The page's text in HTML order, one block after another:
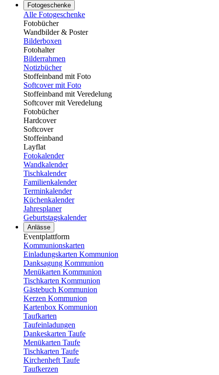
Fotogeschenke
Alle Fotogeschenke
Fotobücher
Wandbilder & Poster
Bilderboxen
Fotohalter
Bilderrahmen
Notizbücher
Stoffeinband mit Foto
Softcover mit Foto
Stoffeinband mit Veredelung
Softcover mit Veredelung
Fotobücher
Hardcover
Softcover
Stoffeinband
Layflat
Fotokalender
Wandkalender
Tischkalender
Familienkalender
Terminkalender
Küchenkalender
Jahresplaner
Geburtstagskalender
Anlässe
Eventplattform
Kommunionskarten
Einladungskarten Kommunion
Danksagung Kommunion
Menükarten Kommunion
Tischkarten Kommunion
Gästebuch Kommunion
Kerzen Kommunion
Kartenbox Kommunion
Taufkarten
Taufeinladungen
Dankeskarten Taufe
Menükarten Taufe
Tischkarten Taufe
Kirchenheft Taufe
Taufkerzen